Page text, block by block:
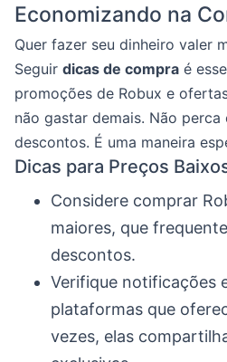
Economizando na
Quer fazer seu dinheiro valer
Seguir dicas de compra é
promoções de Robux e
não gastar demais. Não
descontos. É uma maneira
Dicas para Preços
Considere comprar
maiores, que
descontos.
Verifique notificações
plataformas que
vezes, elas